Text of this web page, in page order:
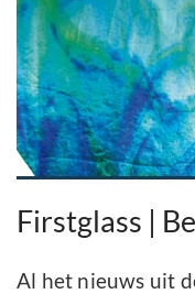
Firstglass |
Al het nieuws uit